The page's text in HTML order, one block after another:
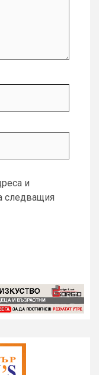
и
следващия